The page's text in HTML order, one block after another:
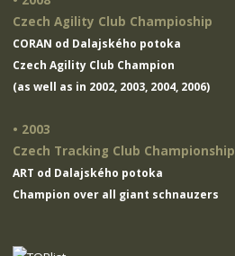
Czech Agility Club Champioship
CORAN od Dalajského potoka
Czech Agility Club Champion
(as well as in 2002, 2003, 2004, 2006)
• 2003
Czech Tracking Club Championship
ART od Dalajského potoka
Champion over all giant schnauzers